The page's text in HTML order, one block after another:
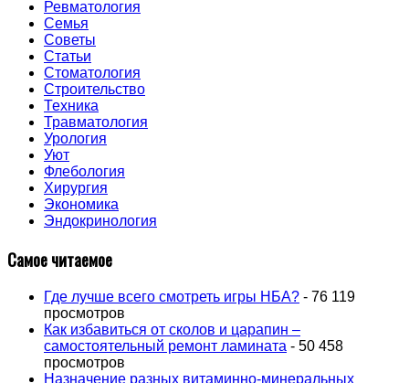
Ревматология
Семья
Советы
Статьи
Стоматология
Строительство
Техника
Травматология
Урология
Уют
Флебология
Хирургия
Экономика
Эндокринология
Самое читаемое
Где лучше всего смотреть игры НБА? - 76 119
просмотров
Как избавиться от сколов и царапин –
самостоятельный ремонт ламината - 50 458
просмотров
Назначение разных витаминно-минеральных